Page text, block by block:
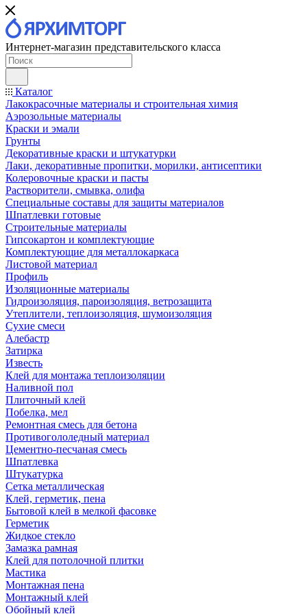
Интернет-магазин представительского класса
Каталог
Лакокрасочные материалы и строительная химия
Аэрозольные материалы
Краски и эмали
Грунты
Декоративные краски и штукатурки
Лаки, декоративные пропитки, морилки, антисептики
Колеровочные краски и пасты
Растворители, смывка, олифа
Специальные составы для защиты материалов
Шпатлевки готовые
Строительные материалы
Гипсокартон и комплектующие
Комплектующие для металлокаркаса
Листовой материал
Профиль
Изоляционные материалы
Гидроизоляция, пароизоляция, ветрозащита
Утеплители, теплоизоляция, шумоизоляция
Сухие смеси
Алебастр
Затирка
Известь
Клей для монтажа теплоизоляции
Наливной пол
Плиточный клей
Побелка, мел
Ремонтная смесь для бетона
Противогололедный материал
Цементно-песчаная смесь
Шпатлевка
Штукатурка
Сетка металлическая
Клей, герметик, пена
Бытовой клей в мелкой фасовке
Герметик
Жидкое стекло
Замазка рамная
Клей для потолочной плитки
Мастика
Монтажная пена
Монтажный клей
Обойный клей